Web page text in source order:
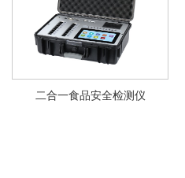
二合一食品安全检测仪